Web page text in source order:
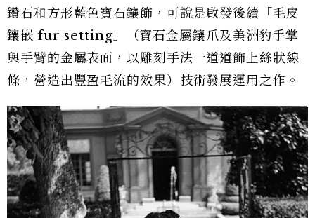
鑽石和方形藍色寶石鑲飾，可說是啟發後續「毛皮
鑲嵌 fur setting」（寶石金屬鑲爪及美洲豹手掌
與手臂的金屬表面，以雕刻手法一道道飾上絲狀線
條，營造出豐盈毛流的效果）技術發展運用之作。